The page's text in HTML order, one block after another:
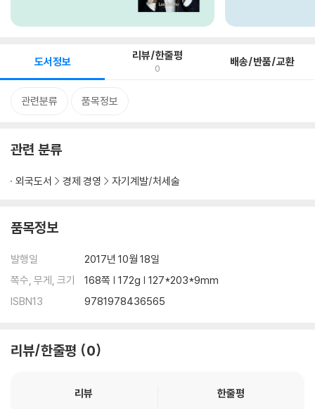
도서정보 리뷰/한줄평
0 배송/반품/교환
관련분류 품목정보
관련 분류
외국도서 경제 경영 자기계발/처세술
품목정보
발행일
2017년 10월 18일
쪽수, 무게, 크기
168쪽 | 172g | 127*203*9mm
ISBN13
9781978436565
리뷰/한줄평 0
리뷰
한줄평